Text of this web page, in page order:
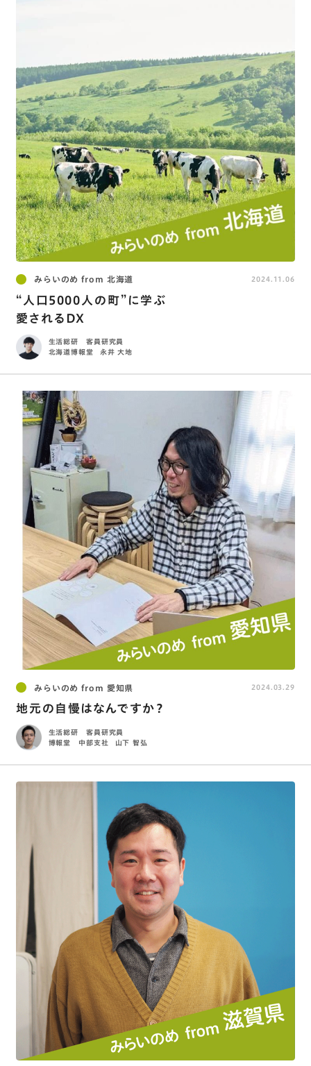
みらいのめ from 北海道
“人口5000人の町”に学ぶ
愛されるDX
生活総研 客員研究員
北海道博報堂
永井 大地
2024.11.06
みらいのめ from 愛知県
地元の自慢はなんですか？
生活総研 客員研究員
博報堂 中部支社
山下 智弘
2024.03.29